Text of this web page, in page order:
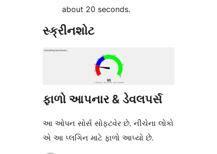
about 20 seconds.
સ્ક્રીનશોટ
ફાળો આપનાર & ડેવલપર્સ
આ ઓપન સોર્સ સોફ્ટવેર છે. નીચેના લોકો
એ આ પ્લગિન માટે ફાળો આપ્યો છે.